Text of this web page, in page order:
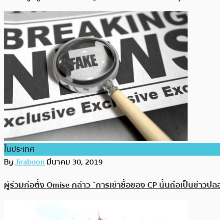
ในประเทศ
ByJiraboonมีนาคม 30, 2019
ผู้ร่วมก่อตั้ง Omise กล่าว “การเข้าซื้อของ CP นั้นถือเป็นข่าวปล